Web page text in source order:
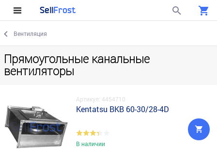
SellFrost
Вентиляция
Прямоугольные канальные
вентиляторы
Артикул: 4454710
Kentatsu BKB 60-30/28-4D
В наличии